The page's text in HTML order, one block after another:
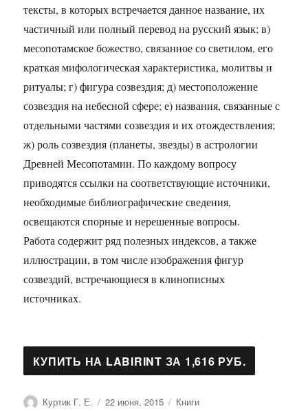
тексты, в которых встречается данное название, их
частичный или полный перевод на русский язык; в)
месопотамское божество, связанное со светилом, его
краткая мифологическая характеристика, молитвы и
ритуалы; г) фигура созвездия; д) местоположение
созвездия на небесной сфере; е) названия, связанные с
отдельными частями созвездия и их отождествления;
ж) роль созвездия (планеты, звезды) в астрологии
Древней Месопотамии. По каждому вопросу
приводятся ссылки на соответствующие источники,
необходимые библиографические сведения,
освещаются спорные и нерешенные вопросы.
Работа содержит ряд полезных индексов, а также
иллюстрации, в том числе изображения фигур
созвездий, встречающиеся в клинописных
источниках.
Автор
Куртик Г. Е. Опубликовано
22 июня, 2015 Рубрики
Книги